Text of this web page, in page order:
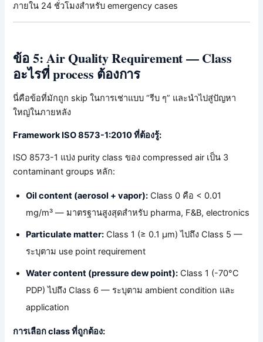
ภายใน 24 ชั่วโมงสำหรับ emergency cases
ข้อ 5: Air Quality Requirement — Class
อะไรที่ process ต้องการ
นี่คือข้อที่มักถูก skip ในการเช่าแบบ “รีบ ๆ” และนำไปสู่ปัญหา
ใหญ่ในภายหลัง
Framework ISO 8573-1:2010 ที่ต้องรู้:
ISO 8573-1 แบ่ง purity class ของ compressed air เป็น 3
contaminant groups หลัก:
Oil content (aerosol + vapor): Class 0 คือ < 0.01
mg/m³ — มาตรฐานสูงสุดสำหรับ pharma, F&B, electronics
Particulate matter: Class 1 (≥ 0.1 µm) ไปถึง Class 5 —
ระบุตาม use point requirement
Water content (pressure dew point): Class 1 (-70°C
PDP) ไปถึง Class 6 — ระบุตาม ambient condition และ
application
การเลือก class ที่ถูกต้อง: